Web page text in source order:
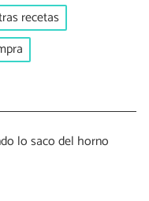
recetas
lo saco del horno